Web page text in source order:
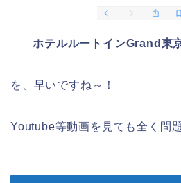
ホテルルートインGrand東
を、早いですね～！
Youtube等動画を見ても全く問